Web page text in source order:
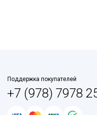
Поддержка покупателей
+7 (978) 7978